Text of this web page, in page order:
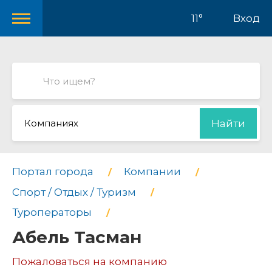
11° Вход
Компаниях Найти
Портал города
Компании
Спорт / Отдых / Туризм
Туроператоры
Абель Тасман
Пожаловаться на компанию